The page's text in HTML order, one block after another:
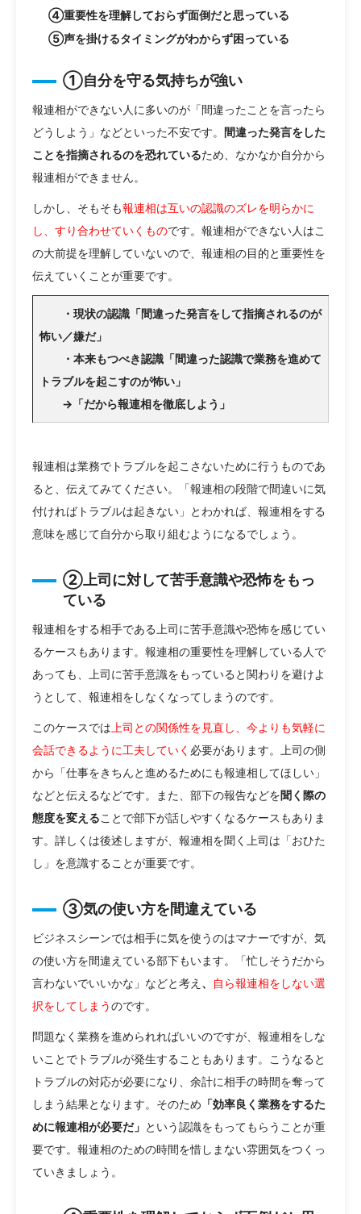
④重要性を理解しておらず面倒だと思っている
⑤声を掛けるタイミングがわからず困っている
①自分を守る気持ちが強い
報連相ができない人に多いのが「間違ったことを言ったら
どうしよう」などといった不安です。
間違った発言をした
ことを指摘されるのを恐れているため、なかなか自分から
報連相ができません。
しかし、そもそも報連相は互いの認識のズレを明らかに
し、すり合わせていくものです。報連相ができない人はこ
の大前提を理解していないので、報連相の目的と重要性を
伝えていくことが重要です。
・現状の認識「間違った発言をして指摘されるのが
怖い／嫌だ」
・本来もつべき認識「間違った認識で業務を進めて
トラブルを起こすのが怖い」
→「だから報連相を徹底しよう」
報連相は業務でトラブルを起こさないために行うものであ
ると、伝えてみてください。「報連相の段階で間違いに気
付ければトラブルは起きない」とわかれば、報連相をする
意味を感じて自分から取り組むようになるでしょう。
②上司に対して苦手意識や恐怖をもっ
ている
報連相をする相手である上司に苦手意識や恐怖を感じてい
るケースもあります。報連相の重要性を理解している人で
あっても、上司に苦手意識をもっていると関わりを避けよ
うとして、報連相をしなくなってしまうのです。
このケースでは上司との関係性を見直し、今よりも気軽に
会話できるように工夫していく 必要があります。上司の側
から「仕事をきちんと進めるためにも報連相してほしい」
などと伝えるなどです。また、部下の報告などを聞く際の
態度を変えることで部下が話しやすくなるケースもありま
す。詳しくは後述しますが、報連相を聞く上司は「おひた
し」を意識することが重要です。
③気の使い方を間違えている
ビジネスシーンでは相手に気を使うのはマナーですが、気
の使い方を間違えている部下もいます。「忙しそうだから
言わないでいいかな」などと考え 、
自ら報連相をしない選
択をしてしまうのです。
問題なく業務を進められればいいのですが、報連相をしな
いことでトラブルが発生することもあります。こうなると
トラブルの対応が必要になり、余計に相手の時間を奪って
しまう結果となります。そのため 「効率良く業務をするた
めに報連相が必要だ」 という認識をもってもらうことが重
要です。報連相のための時間を惜しまない雰囲気をつくっ
ていきましょう。